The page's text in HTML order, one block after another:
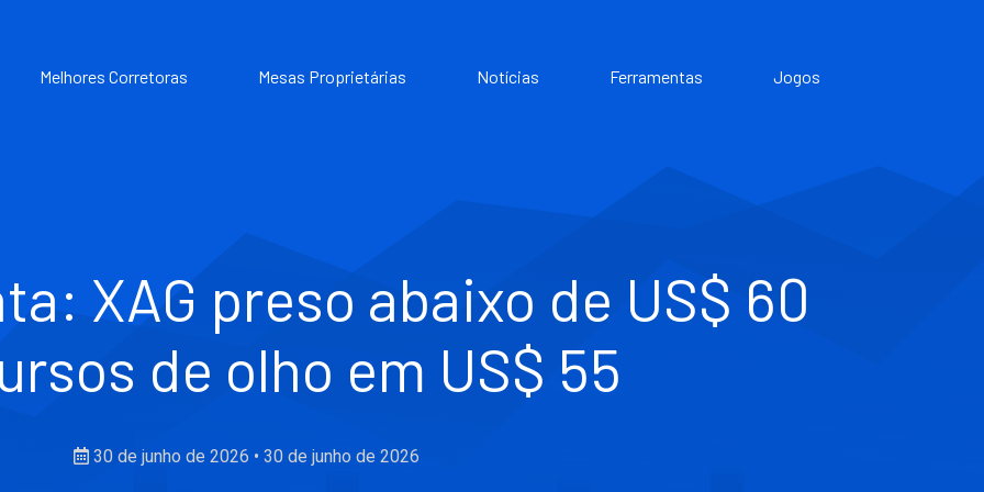
Melhores Corretoras Mesas Proprietárias Notícias Ferramentas Jogos
XAG preso abaixo de US$ 60
de olho em US$ 55
30 de junho de 2026 • 30 de junho de 2026